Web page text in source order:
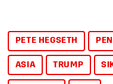
PETE HEGSETH
ASIA TRUMP